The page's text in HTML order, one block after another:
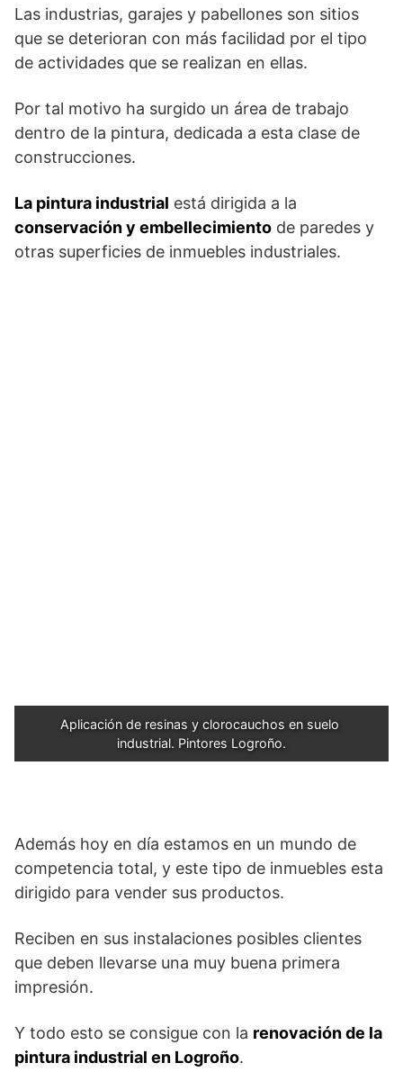
Las industrias, garajes y pabellones son sitios
que se deterioran con más facilidad por el tipo
de actividades que se realizan en ellas.
Por tal motivo ha surgido un área de trabajo
dentro de la pintura, dedicada a esta clase de
construcciones.
La pintura industrial está dirigida a la
conservación y embellecimiento de paredes y
otras superficies de inmuebles industriales.
Aplicación de resinas y clorocauchos en suelo
industrial. Pintores Logroño.
Además hoy en día estamos en un mundo de
competencia total, y este tipo de inmuebles esta
dirigido para vender sus productos.
Reciben en sus instalaciones posibles clientes
que deben llevarse una muy buena primera
impresión.
Y todo esto se consigue con la renovación de la
pintura industrial en Logroño.